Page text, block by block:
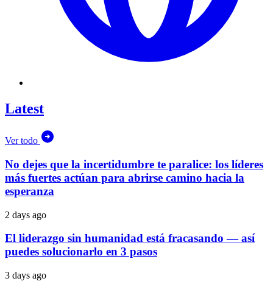
Latest
Ver todo
No dejes que la incertidumbre te paralice: los líderes
más fuertes actúan para abrirse camino hacia la
esperanza
2 days ago
El liderazgo sin humanidad está fracasando — así
puedes solucionarlo en 3 pasos
3 days ago